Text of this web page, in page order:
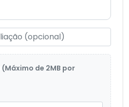
(Máximo de 2MB por